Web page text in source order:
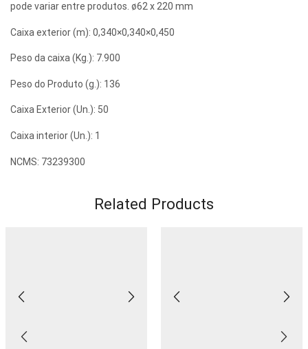
pode variar entre produtos. ø62 x 220 mm
Caixa exterior (m): 0,340×0,340×0,450
Peso da caixa (Kg.): 7.900
Peso do Produto (g.): 136
Caixa Exterior (Un.): 50
Caixa interior (Un.): 1
NCMS: 73239300
Related Products